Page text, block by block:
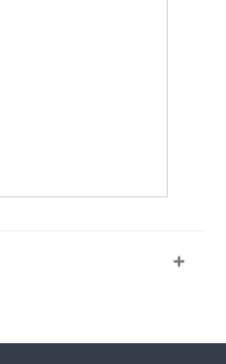
az ÁSZF-ben